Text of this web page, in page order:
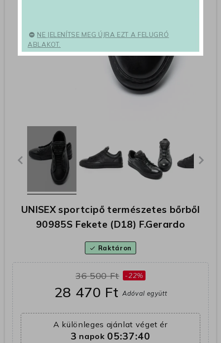
UNISEX sportcipő természetes bőrből
90985S Fekete (D18) F.Gerardo
check Raktáron
36 500 Ft -22%
28 470 FtAdóval együtt
A különleges ajánlat véget ér
3 napok 05:37:39
NE JELENÍTSE MEG ÚJRA EZT A FELUGRÓ
ABLAKOT.